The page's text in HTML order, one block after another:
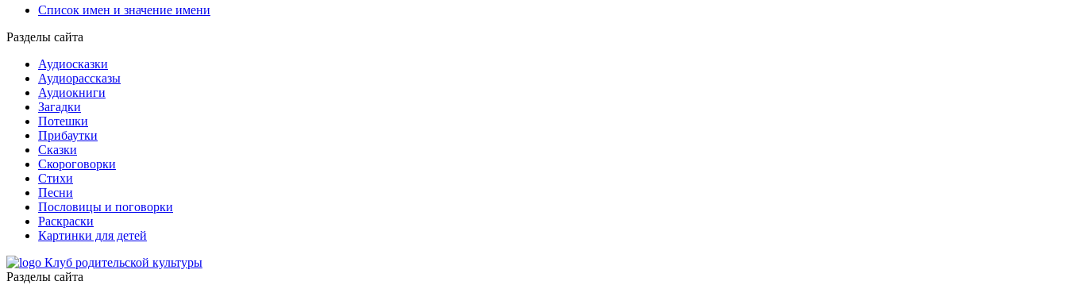
Список имен и значение имени
Разделы сайта
Аудиосказки
Аудиорассказы
Аудиокниги
Загадки
Потешки
Прибаутки
Сказки
Скороговорки
Стихи
Песни
Пословицы и поговорки
Раскраски
Картинки для детей
Клуб родительской культуры
Разделы сайта